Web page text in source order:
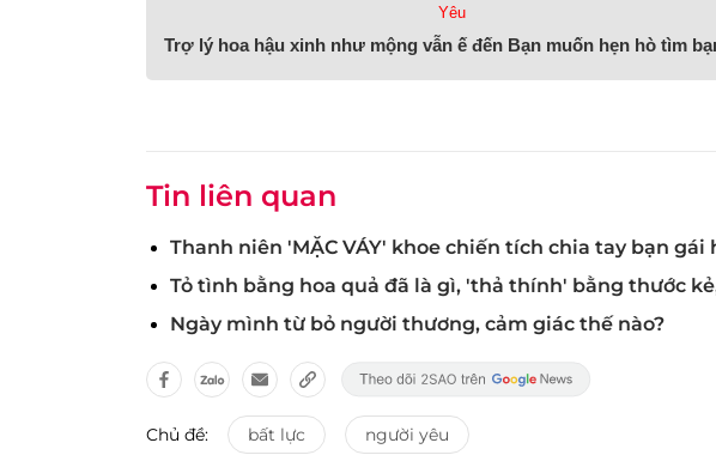
Yêu
Trợ lý hoa hậu xinh như mộng vẫn ế đến Bạn muốn hẹn hò tìm
Tin liên quan
Thanh niên 'MẶC VÁY' khoe chiến tích chia tay bạn
Tỏ tình bằng hoa quả đã là gì, 'thả thính' bằng thước
Ngày mình từ bỏ người thương, cảm giác thế nào?
Chủ đề: bất lực người yêu